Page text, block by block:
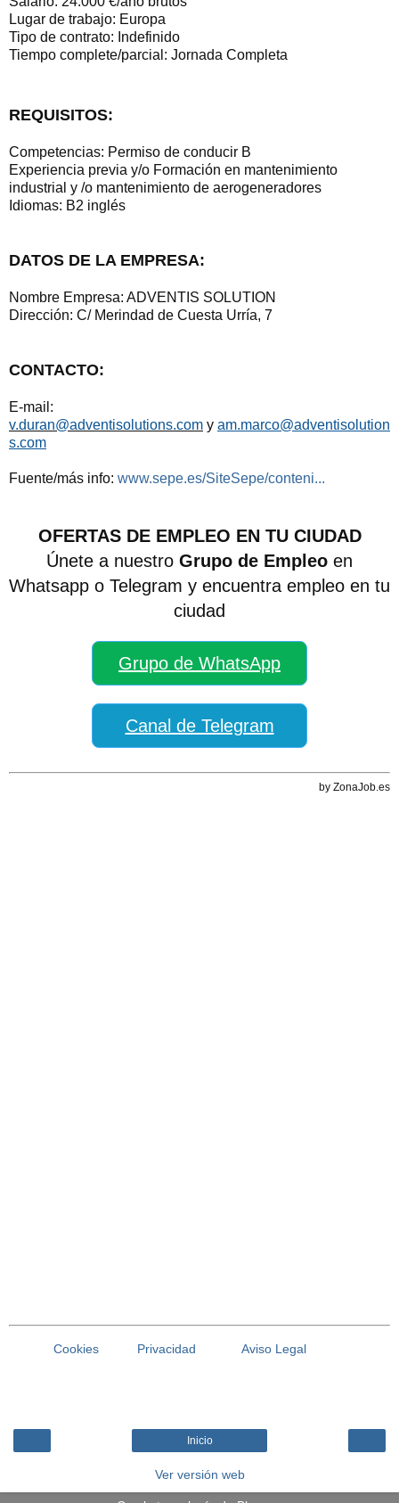
Lugar de trabajo: Europa
Tipo de contrato: Indefinido
Tiempo complete/parcial: Jornada Completa
REQUISITOS:
Competencias: Permiso de conducir B
Experiencia previa y/o Formación en mantenimiento
industrial y /o mantenimiento de aerogeneradores
Idiomas: B2 inglés
DATOS DE LA EMPRESA:
Nombre Empresa: ADVENTIS SOLUTION
Dirección: C/ Merindad de Cuesta Urría, 7
CONTACTO:
E-mail:
v.duran@adventisolutions.com y am.marco@adventisolution
s.com
Fuente/más info: www.sepe.es/SiteSepe/conteni...
OFERTAS DE EMPLEO EN TU CIUDAD
Únete a nuestro Grupo de Empleo en
Whatsapp o Telegram y encuentra empleo en tu
ciudad
Grupo de WhatsApp
Canal de Telegram
by ZonaJob.es
Cookies Privacidad Aviso Legal
Inicio
Ver versión web